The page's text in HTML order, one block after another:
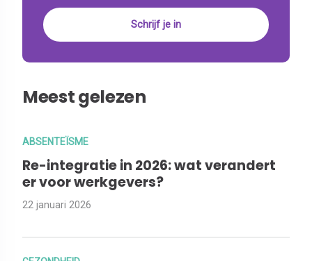
Meest gelezen
ABSENTEÏSME
Re-integratie in 2026: wat verandert
er voor werkgevers?
22 januari 2026